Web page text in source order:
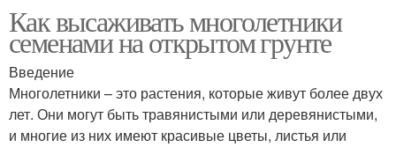
Как высаживать многолетники
семенами на открытом грунте
Введение
Многолетники – это растения, которые живут более двух
лет. Они могут быть травянистыми или деревянистыми,
и многие из них имеют красивые цветы, листья или